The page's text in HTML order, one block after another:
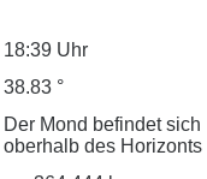
18:39 Uhr
38.83 °
Der Mond befindet sich
oberhalb des Horizonts